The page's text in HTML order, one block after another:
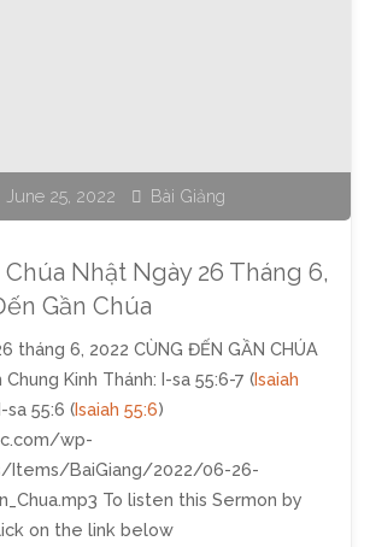
June 25, 2022 Bài Giảng
Nhật Ngày 26 Tháng 6,
Gần Chúa
tháng 6, 2022 CÙNG ĐẾN GẦN CHÚA
Kinh Thánh: I-sa 55:6-7 (Isaiah
sa 55:6 (Isaiah 55:6)
wp-
Items/BaiGiang/2022/06-26-
To listen this Sermon by
on the link below